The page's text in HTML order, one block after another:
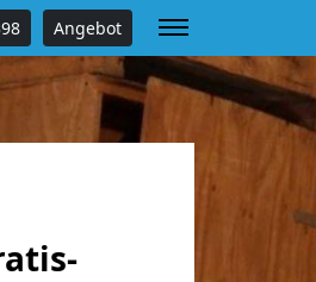
Angebot